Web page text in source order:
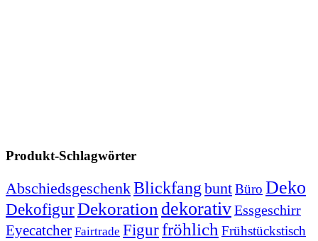
Produkt-Schlagwörter
AbschiedsgeschenkBlickfang buntBüro Deko
DekofigurDekoration dekorativEssgeschirr
Eyecatcher Fairtrade Figurfröhlich Frühstückstisch